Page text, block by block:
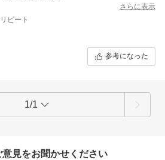
さらに表示
ピート
参考になった
1/1
意見をお聞かせください